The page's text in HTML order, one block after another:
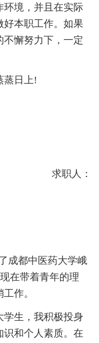
环境，并且在实际
好本职工作。如果
懈努力下，一定
蒸日上!
求职人：
成都中医药大学峨
在带着青年的理
作。
学生，我积极投身
识和个人素质。在